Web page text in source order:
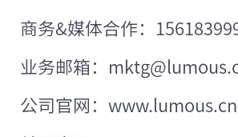
商务&媒体合作：
业务邮箱：
公司官网：www.lumous.cn